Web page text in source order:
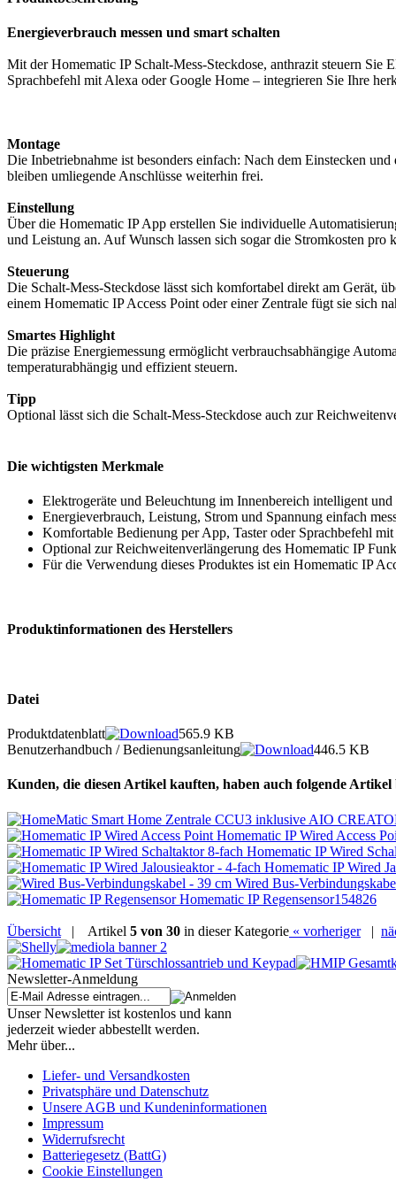
Energieverbrauch messen und smart schalten
Mit der Homematic IP Schalt-Mess-Steckdose, anthrazit steuern
Sprachbefehl mit Alexa oder Google Home – integrieren Sie Ihre
Montage
Die Inbetriebnahme ist besonders einfach: Nach dem Einstecken
bleiben umliegende Anschlüsse weiterhin frei.
Einstellung
Über die Homematic IP App erstellen Sie individuelle
und Leistung an. Auf Wunsch lassen sich sogar die Stromkosten
Steuerung
Die Schalt-Mess-Steckdose lässt sich komfortabel direkt am Gerät,
einem Homematic IP Access Point oder einer Zentrale fügt sie sich
Smartes Highlight
Die präzise Energiemessung ermöglicht verbrauchsabhängige
temperaturabhängig und effizient steuern.
Tipp
Optional lässt sich die Schalt-Mess-Steckdose auch zur
Die wichtigsten Merkmale
Elektrogeräte und Beleuchtung im Innenbereich intelligent und
Energieverbrauch, Leistung, Strom und Spannung einfach
Komfortable Bedienung per App, Taster oder Sprachbefehl
Optional zur Reichweitenverlängerung des Homematic IP
Für die Verwendung dieses Produktes ist ein Homematic IP
Produktinformationen des Herstellers
Datei
Produktdatenblatt
565.9 KB
Benutzerhandbuch / Bedienungsanleitung
446.5 KB
Kunden, die diesen Artikel kauften, haben auch folgende Artikel
Homematic IP Wired Access
Homematic IP Wired
Homematic IP Wired
Wired Bus-
Homematic IP Regensensor154826
Übersicht | Artikel 5 von 30 in dieser Kategorie « vorheriger|
Newsletter-Anmeldung
Unser Newsletter ist kostenlos und kann
jederzeit wieder abbestellt werden.
Mehr über...
Liefer- und Versandkosten
Privatsphäre und Datenschutz
Unsere AGB und Kundeninformationen
Impressum
Widerrufsrecht
Batteriegesetz (BattG)
Cookie Einstellungen